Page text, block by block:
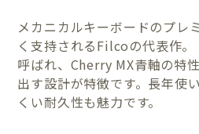
メカニカルキーボードのプレ
く支持されるFilcoの代表作
呼ばれ、Cherry MX青軸の特
出す設計が特徴です。長年使
くい耐久性も魅力です。